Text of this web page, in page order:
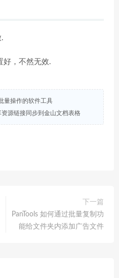
，不然无效.
量操作的软件工具
资源链接同步到金山文档表格
下一篇
PanTools 如何通过批量复制功
能给文件夹内添加广告文件